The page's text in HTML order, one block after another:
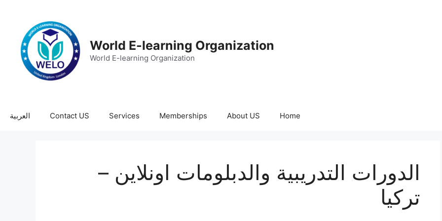
World E-learning Organization
World E-learning Organization
Home
About US
Memberships
Services
Contact US العربية
الدورات التدريبية والدبلومات اونلاين –
تركيا